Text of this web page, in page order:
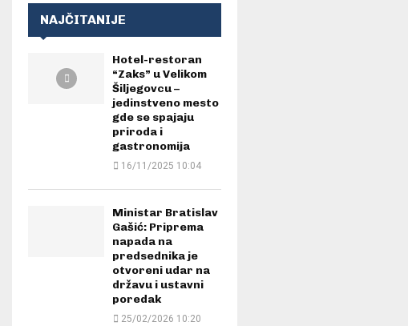
NAJČITANIJE
Hotel-restoran
“Zaks” u Velikom
Šiljegovcu –
jedinstveno mesto
gde se spajaju
priroda i
gastronomija
16/11/2025 10:04
Ministar Bratislav
Gašić: Priprema
napada na
predsednika je
otvoreni udar na
državu i ustavni
poredak
25/02/2026 10:20